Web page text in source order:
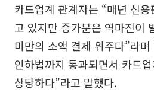
카드업계 관계자는 “매년 신
고 있지만 증가분은 역마진이
미만의 소액 결제 위주다”라
인하법까지 통과되면서 카드
상당하다”라고 말했다.